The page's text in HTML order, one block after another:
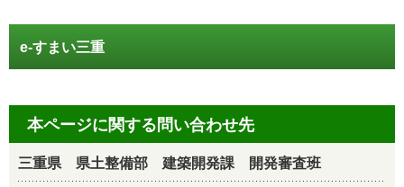
e-すまい三重
本ページに関する問い合わせ先
三重県 県土整備部 建築開発課 開発審査班